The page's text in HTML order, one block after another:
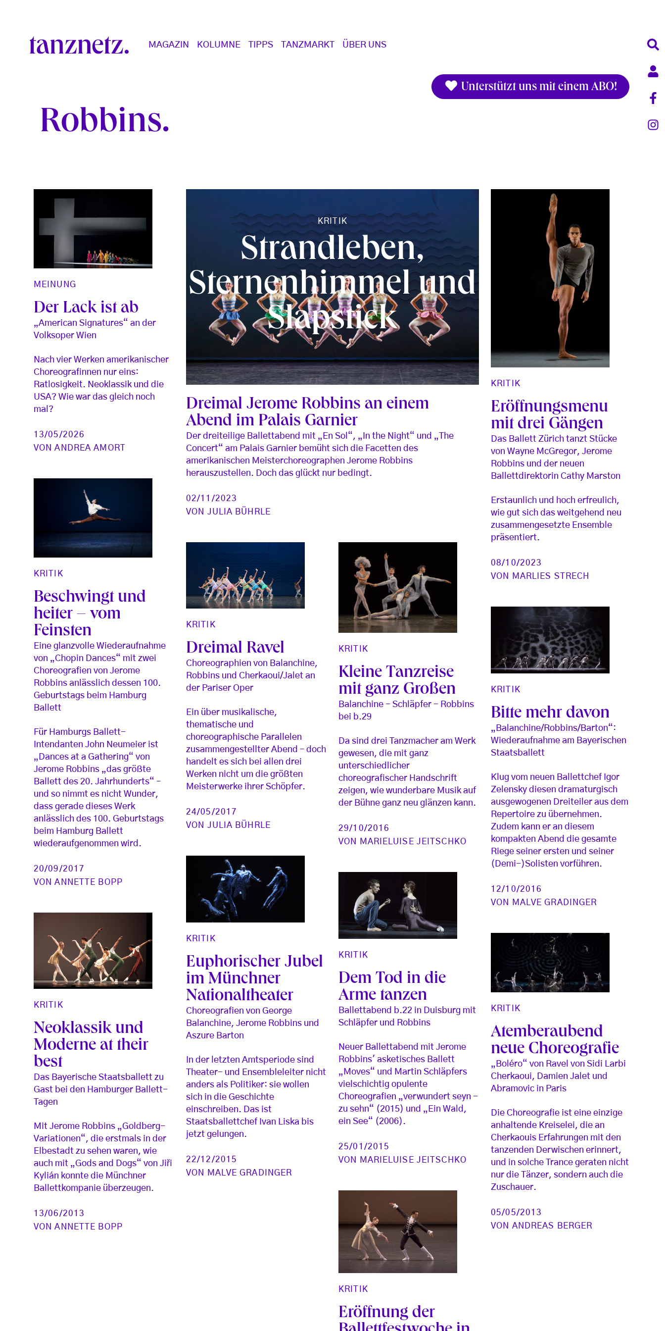
Main navigation
MAGAZIN KOLUMNE TIPPS TANZMARKT ÜBER UNS
Unterstützt uns mit einem ABO!
Robbins
MEINUNG
Der Lack ist ab
„American Signatures“ an der
Volksoper Wien
Nach vier Werken amerikanischer
Choreografinnen nur eins:
Ratlosigkeit. Neoklassik und die
USA? Wie war das gleich noch
mal?
13/05/2026
VONANDREA AMORT
KRITIK
Strandleben,
Sternenhimmel und
Slapstick
Dreimal Jerome Robbins an einem
Abend im Palais Garnier
Der dreiteilige Ballettabend mit „En Sol“, „In the Night“ und „The
Concert“ am Palais Garnier bemüht sich die Facetten des
amerikanischen Meisterchoreographen Jerome Robbins
herauszustellen. Doch das glückt nur bedingt.
02/11/2023
VON JULIA BÜHRLE
KRITIK
Eröffnungsmenu
mit drei Gängen
Das Ballett Zürich tanzt Stücke
von Wayne McGregor, Jerome
Robbins und der neuen
Ballettdirektorin Cathy Marston
Erstaunlich und hoch erfreulich,
wie gut sich das weitgehend neu
zusammengesetzte Ensemble
präsentiert.
08/10/2023
VON
MARLIES STRECH
KRITIK
Beschwingt und
heiter – vom
Feinsten
Eine glanzvolle Wiederaufnahme
von „Chopin Dances“ mit zwei
Choreografien von Jerome
Robbins anlässlich dessen 100.
Geburtstags beim Hamburg
Ballett
Für Hamburgs Ballett-
Intendanten John Neumeier ist
„Dances at a Gathering“ von
Jerome Robbins „das größte
Ballett des 20. Jahrhunderts“ –
und so nimmt es nicht Wunder,
dass gerade dieses Werk
anlässlich des 100. Geburtstags
beim Hamburg Ballett
wiederaufgenommen wird.
20/09/2017
VONANNETTE BOPP
KRITIK
Dreimal Ravel
Choreographien von Balanchine,
Robbins und Cherkaoui/Jalet an
der Pariser Oper
Ein über musikalische,
thematische und
choreographische Parallelen
zusammengestellter Abend – doch
handelt es sich bei allen drei
Werken nicht um die größten
Meisterwerke ihrer Schöpfer.
24/05/2017
VON JULIA BÜHRLE
KRITIK
Kleine Tanzreise
mit ganz Großen
Balanchine - Schläpfer - Robbins
bei b.29
Da sind drei Tanzmacher am Werk
gewesen, die mit ganz
unterschiedlicher
choreografischer Handschrift
zeigen, wie wunderbare Musik auf
der Bühne ganz neu glänzen kann.
29/10/2016
VON
MARIELUISE JEITSCHKO
KRITIK
Bitte mehr davon
„Balanchine/Robbins/Barton“:
Wiederaufnahme am Bayerischen
Staatsballett
Klug vom neuen Ballettchef Igor
Zelensky diesen dramaturgisch
ausgewogenen Dreiteiler aus dem
Repertoire zu übernehmen.
Zudem kann er an diesem
kompakten Abend die gesamte
Riege seiner ersten und seiner
(Demi-)Solisten vorführen.
12/10/2016
VON
MALVE GRADINGER
KRITIK
Euphorischer Jubel
im Münchner
Nationaltheater
Choreografien von George
Balanchine, Jerome Robbins und
Aszure Barton
In der letzten Amtsperiode sind
Theater- und Ensembleleiter nicht
anders als Politiker: sie wollen
sich in die Geschichte
einschreiben. Das ist
Staatsballettchef Ivan Liska bis
jetzt gelungen.
22/12/2015
VON
MALVE GRADINGER
KRITIK
Dem Tod in die
Arme tanzen
Ballettabend b.22 in Duisburg mit
Schläpfer und Robbins
Neuer Ballettabend mit Jerome
Robbins' asketisches Ballett
„Moves“ und Martin Schläpfers
vielschichtig opulente
Choreografien „verwundert seyn -
zu sehn“ (2015) und „Ein Wald,
ein See“ (2006).
25/01/2015
VON
MARIELUISE JEITSCHKO
KRITIK
Neoklassik und
Moderne at their
best
Das Bayerische Staatsballett zu
Gast bei den Hamburger Ballett-
Tagen
Mit Jerome Robbins „Goldberg-
Variationen“, die erstmals in der
Elbestadt zu sehen waren, wie
auch mit „Gods and Dogs“ von Jiři
Kylián konnte die Münchner
Ballettkompanie überzeugen.
13/06/2013
VONANNETTE BOPP
KRITIK
Atemberaubend
neue Choreografie
„Boléro“ von Ravel von Sidi Larbi
Cherkaoui, Damien Jalet und
Abramovic in Paris
Die Choreografie ist eine einzige
anhaltende Kreiselei, die an
Cherkaouis Erfahrungen mit den
tanzenden Derwischen erinnert,
und in solche Trance geraten nicht
nur die Tänzer, sondern auch die
Zuschauer.
05/05/2013
VON ANDREAS BERGER
KRITIK
Eröffnung der